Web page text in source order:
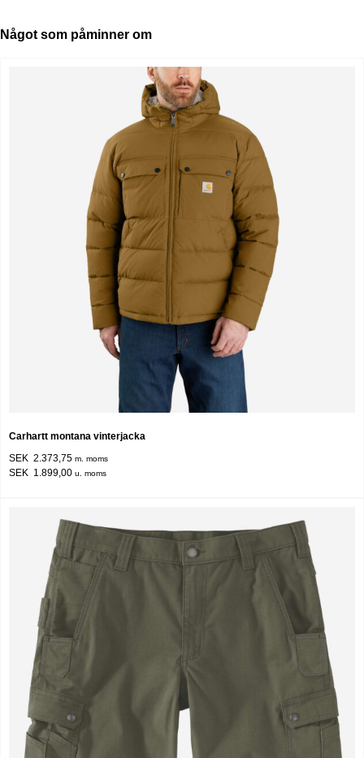
Något som påminner om
Carhartt montana vinterjacka
SEK 2.373,75 m. moms
SEK 1.899,00 u. moms